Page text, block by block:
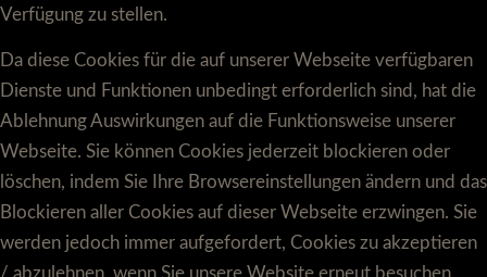
Verfügung zu stellen.
Da diese Cookies für die auf unserer Webseite verfügbaren
Dienste und Funktionen unbedingt erforderlich sind, hat die
Ablehnung Auswirkungen auf die Funktionsweise unserer
Webseite. Sie können Cookies jederzeit blockieren oder
löschen, indem Sie Ihre Browsereinstellungen ändern und das
Blockieren aller Cookies auf dieser Webseite erzwingen. Sie
werden jedoch immer aufgefordert, Cookies zu akzeptieren